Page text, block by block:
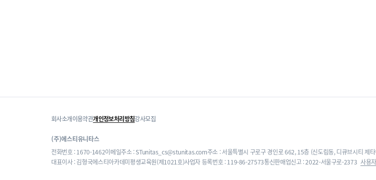
회사소개이용약관개인정보처리방침강사모집
(주)에스티유니타스
전화번호 : 1670-1462이메일주소 : STunitas_cs@stunitas.com주소 : 서울특별시 구로구 경인로 662, 15층 (신도림동, 디큐브시티 제
대표이사 : 김형국에스티아카데미평생교육원(제1021호)사업자 등록번호 : 119-86-27573통신판매업신고 : 2022-서울구로-2373 사용